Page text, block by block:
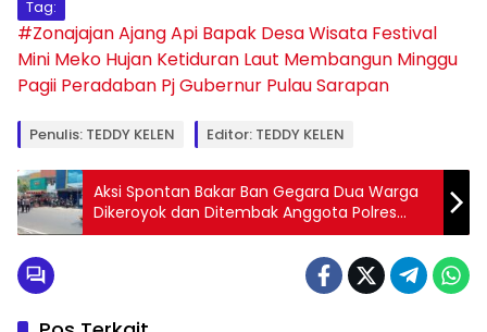
Tag:
#ZonajajanAjangApi Bapak Desa Wisata Festival
Mini Meko Hujan Ketiduran Laut Membangun Minggu
Pagii Peradaban Pj Gubernur PulauSarapan
Penulis: TEDDY KELEN Editor: TEDDY KELEN
Aksi Spontan Bakar Ban Gegara Dua Warga
Dikeroyok dan Ditembak Anggota Polres
Flotim